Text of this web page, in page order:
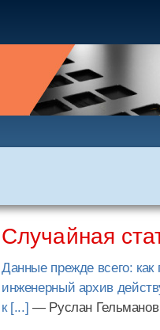
Случайная
Данные прежде всего: как
инженерный архив
к [...] — Руслан Гельманов